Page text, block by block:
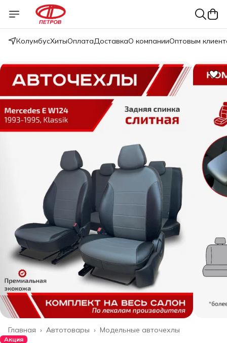
КолумбусХитыОплатаДоставкаО компанииОптовым
Модельные авточехлы
Автотовары ›
Главная ›
Акция